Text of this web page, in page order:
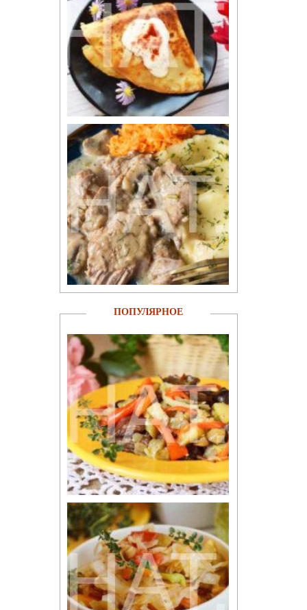
ПОПУЛЯРНОЕ